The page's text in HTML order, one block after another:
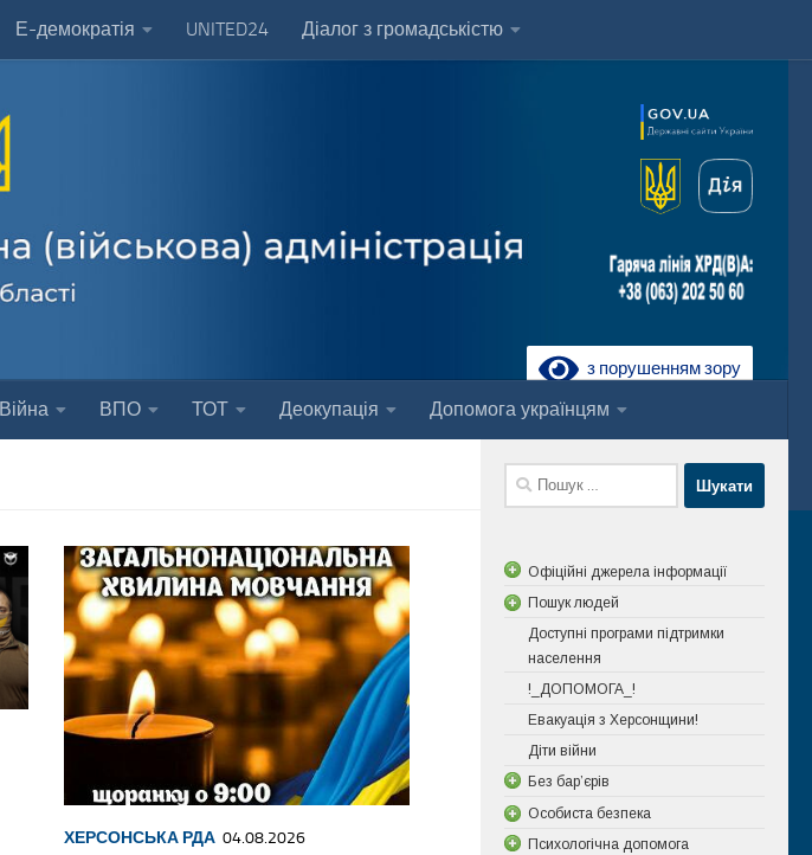
Е-демократія UNITED24 Діалог з громадськістю
з порушенням зору
Війна ВПО ТОТ Деокупація Допомога українцям
ХЕРСОНСЬКА РДА 04.08.2026
Пошук:
Офіційні джерела інформації
Пошук людей
Доступні програми підтримки
населення
!_ДОПОМОГА_!
Евакуація з Херсонщини!
Діти війни
Без бар’єрів
Особиста безпека
Психологічна допомога